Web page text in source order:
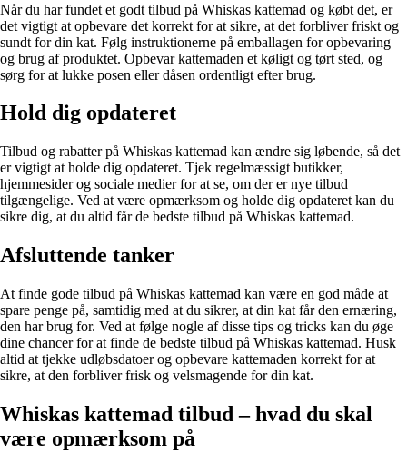
Når du har fundet et godt tilbud på Whiskas kattemad og købt det, er
det vigtigt at opbevare det korrekt for at sikre, at det forbliver friskt og
sundt for din kat. Følg instruktionerne på emballagen for opbevaring
og brug af produktet. Opbevar kattemaden et køligt og tørt sted, og
sørg for at lukke posen eller dåsen ordentligt efter brug.
Hold dig opdateret
Tilbud og rabatter på Whiskas kattemad kan ændre sig løbende, så det
er vigtigt at holde dig opdateret. Tjek regelmæssigt butikker,
hjemmesider og sociale medier for at se, om der er nye tilbud
tilgængelige. Ved at være opmærksom og holde dig opdateret kan du
sikre dig, at du altid får de bedste tilbud på Whiskas kattemad.
Afsluttende tanker
At finde gode tilbud på Whiskas kattemad kan være en god måde at
spare penge på, samtidig med at du sikrer, at din kat får den ernæring,
den har brug for. Ved at følge nogle af disse tips og tricks kan du øge
dine chancer for at finde de bedste tilbud på Whiskas kattemad. Husk
altid at tjekke udløbsdatoer og opbevare kattemaden korrekt for at
sikre, at den forbliver frisk og velsmagende for din kat.
Whiskas kattemad tilbud – hvad du skal
være opmærksom på